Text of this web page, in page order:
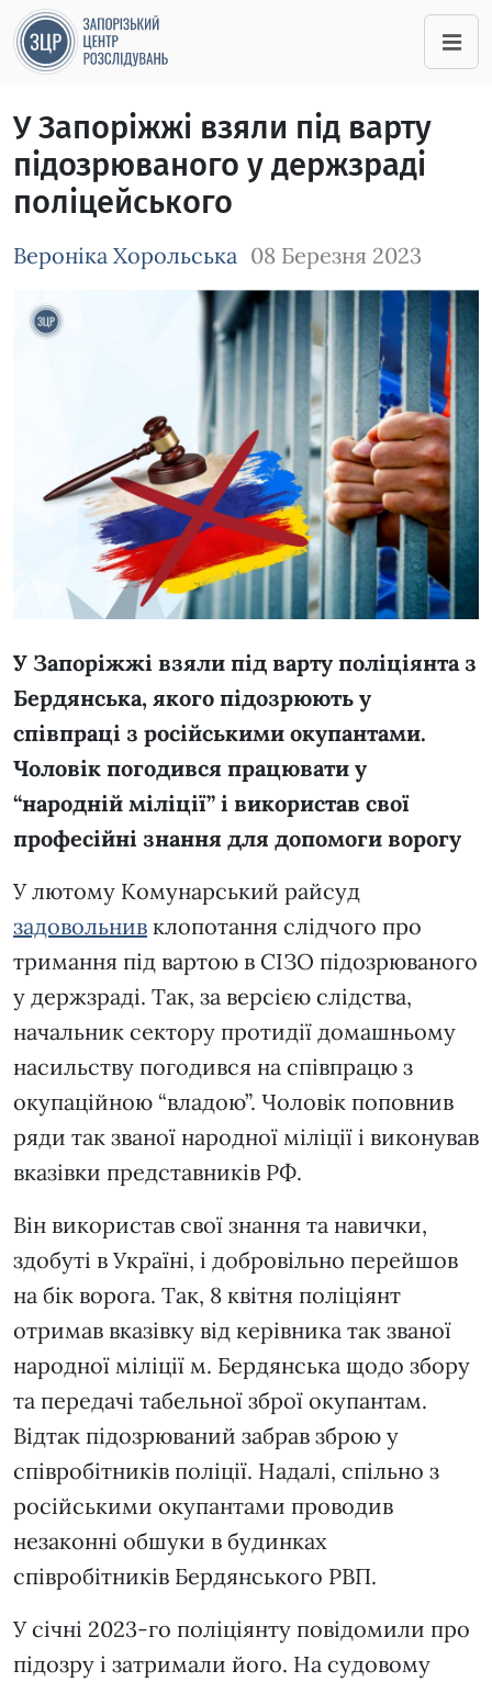
У Запоріжжі взяли під варту
підозрюваного у держзраді
поліцейського
Вероніка Хорольська 08 Березня 2023
Зображення завантажується
У Запоріжжі взяли під варту поліціянта з
Бердянська, якого підозрюють у
співпраці з російськими окупантами.
Чоловік погодився працювати у
“народній міліції” і використав свої
професійні знання для допомоги ворогу
У лютому Комунарський райсуд
задовольнив клопотання слідчого про
тримання під вартою в СІЗО підозрюваного
у держзраді. Так, за версією слідства,
начальник сектору протидії домашньому
насильству погодився на співпрацю з
окупаційною “владою”. Чоловік поповнив
ряди так званої народної міліції і виконував
вказівки представників РФ.
Він використав свої знання та навички,
здобуті в Україні, і добровільно перейшов
на бік ворога. Так, 8 квітня поліціянт
отримав вказівку від керівника так званої
народної міліції м. Бердянська щодо збору
та передачі табельної зброї окупантам.
Відтак підозрюваний забрав зброю у
співробітників поліції. Надалі, спільно з
російськими окупантами проводив
незаконні обшуки в будинках
співробітників Бердянського РВП.
У січні 2023-го поліціянту повідомили про
підозру і затримали його. На судовому